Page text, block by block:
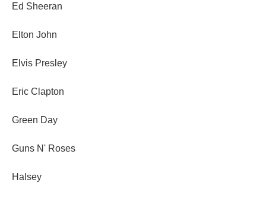
Ed Sheeran
Elton John
Elvis Presley
Eric Clapton
Green Day
Guns N' Roses
Halsey